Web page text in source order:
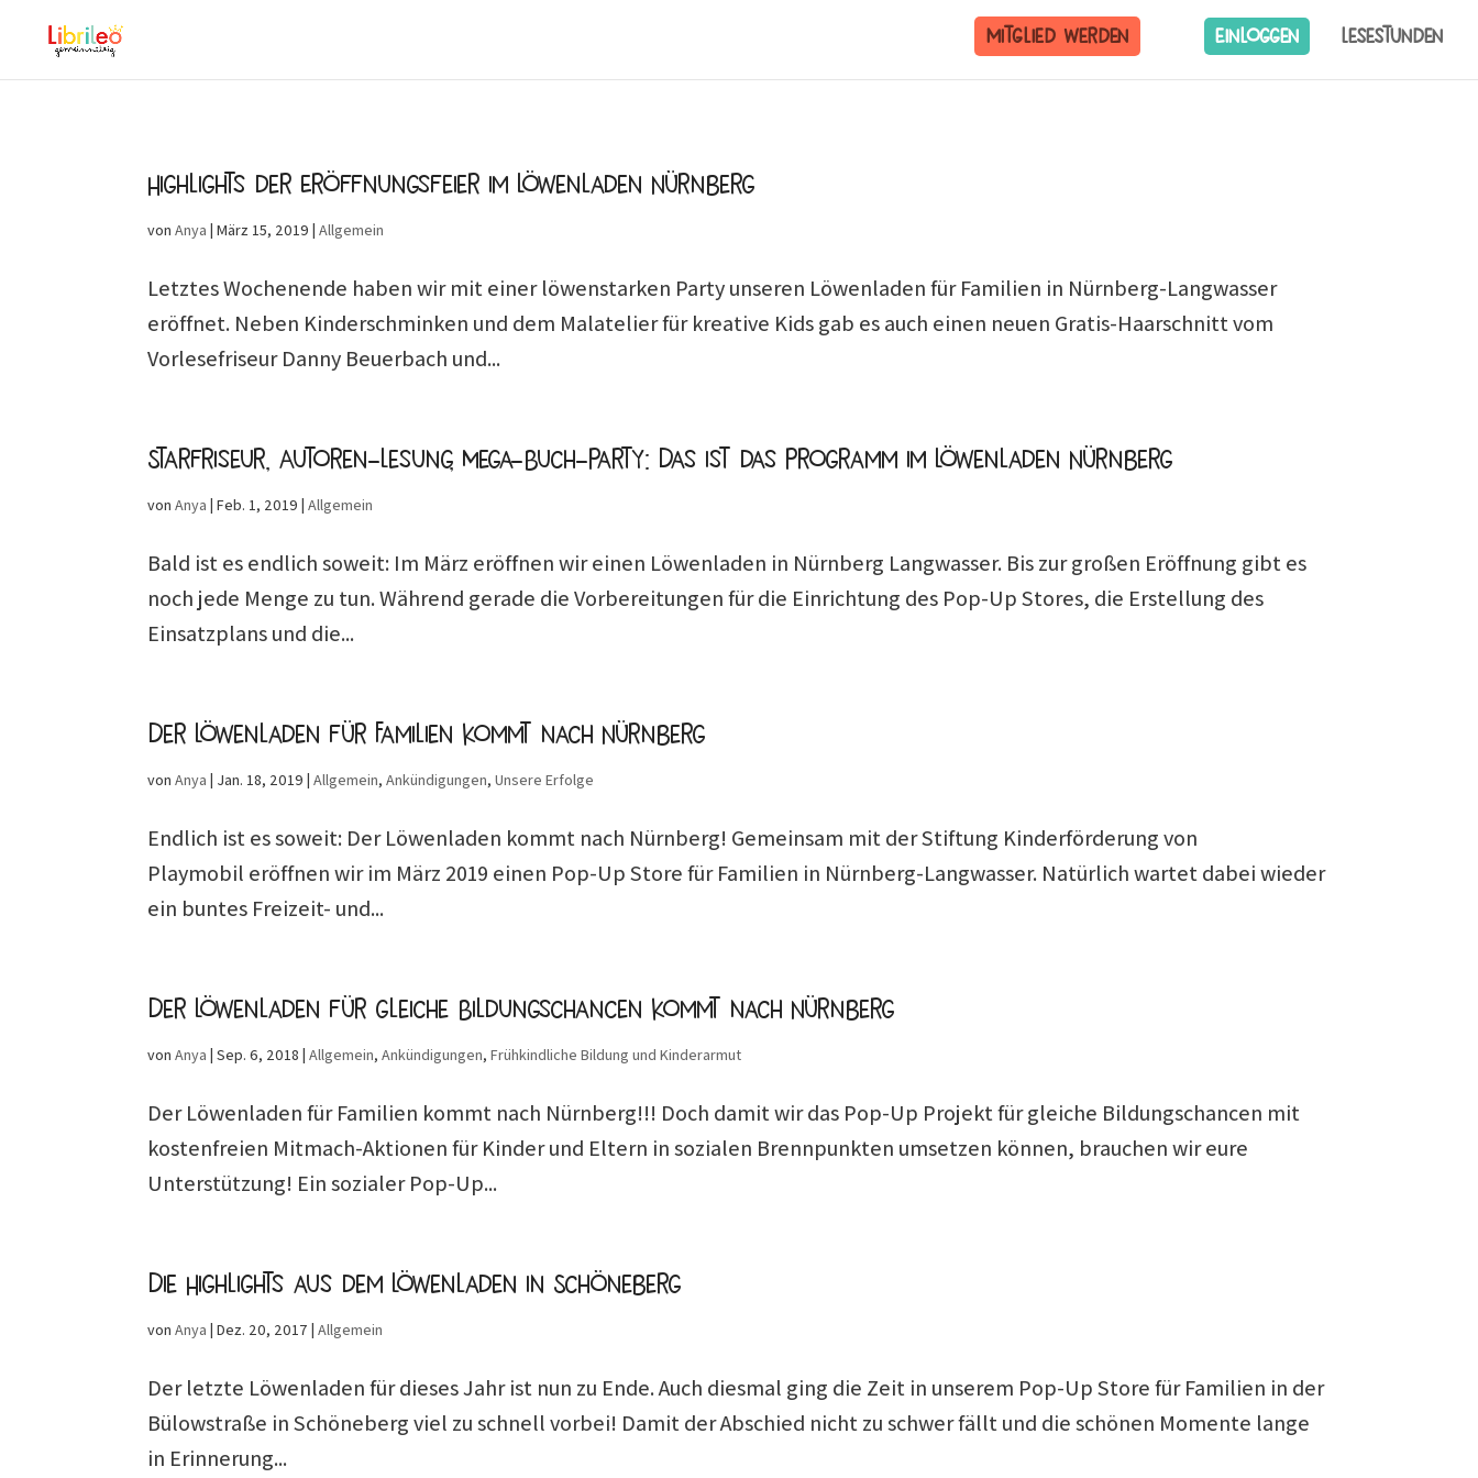
Mitglied werden Einloggen Lesestunden
Highlights der Eröffnungsfeier im Löwenladen Nürnberg
vonAnya |März 15, 2019 |Allgemein
Letztes Wochenende haben wir mit einer löwenstarken Party unseren Löwenladen für Familien in Nürnberg-Langwasser
eröffnet. Neben Kinderschminken und dem Malatelier für kreative Kids gab es auch einen neuen Gratis-Haarschnitt vom
Vorlesefriseur Danny Beuerbach und...
Starfriseur, Autoren-Lesung, Mega-Buch-Party: Das ist das Programm im Löwenladen Nürnberg
vonAnya |Feb. 1, 2019 |Allgemein
Bald ist es endlich soweit: Im März eröffnen wir einen Löwenladen in Nürnberg Langwasser. Bis zur großen Eröffnung gibt es
noch jede Menge zu tun. Während gerade die Vorbereitungen für die Einrichtung des Pop-Up Stores, die Erstellung des
Einsatzplans und die...
Der Löwenladen für Familien kommt nach Nürnberg
vonAnya | Jan. 18, 2019 |Allgemein,Ankündigungen,Unsere Erfolge
Endlich ist es soweit: Der Löwenladen kommt nach Nürnberg! Gemeinsam mit der Stiftung Kinderförderung von
Playmobil eröffnen wir im März 2019 einen Pop-Up Store für Familien in Nürnberg-Langwasser. Natürlich wartet dabei wieder
ein buntes Freizeit- und...
Der Löwenladen für gleiche Bildungschancen kommt nach Nürnberg
vonAnya |Sep. 6, 2018 |Allgemein,Ankündigungen,Frühkindliche Bildung und Kinderarmut
Der Löwenladen für Familien kommt nach Nürnberg!!! Doch damit wir das Pop-Up Projekt für gleiche Bildungschancen mit
kostenfreien Mitmach-Aktionen für Kinder und Eltern in sozialen Brennpunkten umsetzen können, brauchen wir eure
Unterstützung! Ein sozialer Pop-Up...
Die Highlights aus dem Löwenladen in Schöneberg
vonAnya |Dez. 20, 2017 |Allgemein
Der letzte Löwenladen für dieses Jahr ist nun zu Ende. Auch diesmal ging die Zeit in unserem Pop-Up Store für Familien in der
Bülowstraße in Schöneberg viel zu schnell vorbei! Damit der Abschied nicht zu schwer fällt und die schönen Momente lange
in Erinnerung...